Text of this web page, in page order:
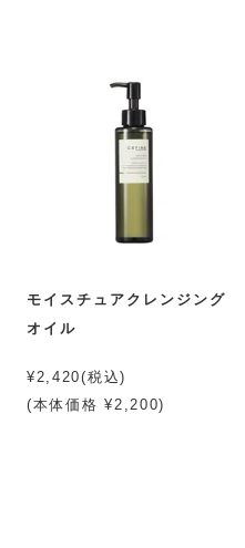
モイスチュアクレンジング
オイル
¥2,420(税込)
(本体価格 ¥2,200)